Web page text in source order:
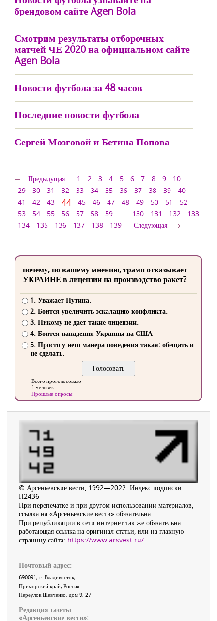
брендовом сайте Agen Bola
Смотрим результаты отборочных
матчей ЧЕ 2020 на официальном сайте
Agen Bola
Новости футбола за 48 часов
Последние новости футбола
Сергей Мозговой и Бетина Попова
Предыдущая 1 2 3 4 5 6 7 8 9 10
...
29
30 31 32 33 34 35 36 37 38 39
40
41
42 43 44 45 46 47 48 49 50 51
52
53
54 55 56 57 58 59 ... 130 131 132
133
134
135 136 137 138 139 Следующая
почему, по вашему мнению, трамп отказывает
УКРАИНЕ в лицензии на производство ракет?
1. Уважает Путина.
2. Боится увеличить эскалацию конфликта.
3. Никому не дает такие лицензии.
4. Боится нападения Украины на США
5. Просто у него манера поведения такая: обещать и
не сделать.
Всего проголосовало
1 человек
Прошлые опросы
© Арсеньевские вести, 1992—2022. Индекс подписки:
П2436
При перепечатке и при другом использовании материалов,
ссылка на «Арсеньевские вести» обязательна.
При републикации в сети интернет так же обязательна
работающая ссылка на оригинал статьи, или на главную
страницу сайта: https://www.arsvest.ru/
Почтовый адрес:
690091, г. Владивосток,
Приморский край, Россия
Переулок Шевченко, дом 9, 27
Редакция газеты
«Арсеньевские вести»: